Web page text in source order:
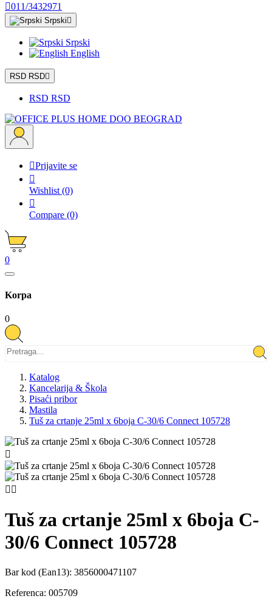
011/3432971
Srpski 
Srpski
English
RSD RSD
RSD RSD
Prijavite se

Wishlist (0)

Compare (0)
0
Korpa
0
Katalog
Kancelarija & Škola
Pisaći pribor
Mastila
Tuš za crtanje 25ml x 6boja C-30/6 Connect 105728

 
Tuš za crtanje 25ml x 6boja C-
30/6 Connect 105728
Bar kod (Ean13): 3856000471107
Referenca: 005709